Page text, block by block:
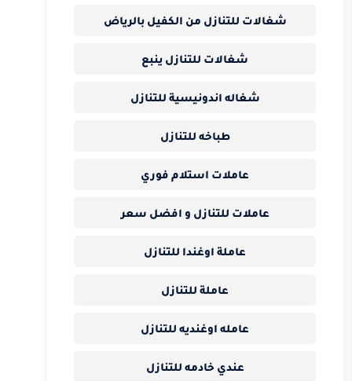
شغالات للتنازل من الكفيل بالرياض
شغالات للتنازل ينبع
شغاله اندونيسية للتنازل
طباخه للتنازل
عاملات استلام فوري
عاملات للتنازل و افضل سعر
عاملة اوغندا للتنازل
عاملة للتنازل
عامله اوغنديه للتنازل
عندي خادمه للتنازل